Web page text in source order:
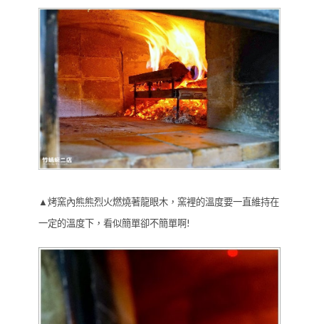
▲烤窯內熊熊烈火燃燒著龍眼木，窯裡的溫度要一直維持在
一定的溫度下，看似簡單卻不簡單啊!